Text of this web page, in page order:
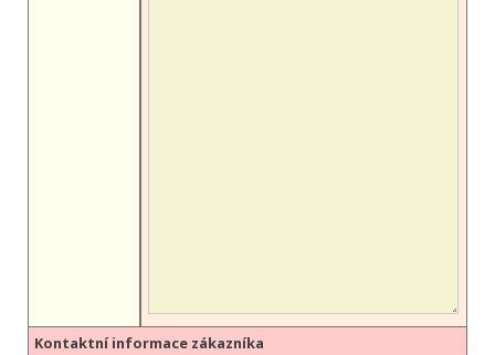
Kontaktní informace zákazníka